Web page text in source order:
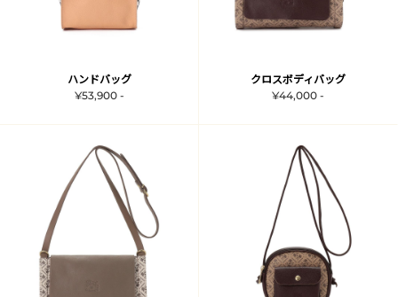
ハンドバッグ
¥53,900 -
クロスボディバッグ
¥44,000 -